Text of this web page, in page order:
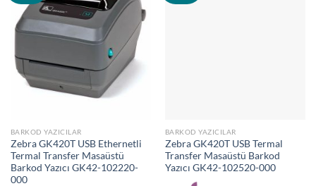
BARKOD YAZICILAR
Zebra GK420T USB Ethernetli
Termal Transfer Masaüstü
Barkod Yazıcı GK42-102220-
000
BARKOD YAZICILAR
Zebra GK420T USB Termal
Transfer Masaüstü Barkod
Yazıcı GK42-102520-000